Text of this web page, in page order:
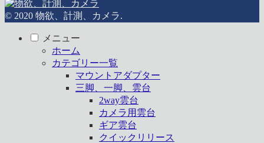
© 2020 物欲、計測、カメラ.
メニュー
ホーム
カテゴリー一覧
マウントアダプター
三脚、一脚、雲台
2way雲台
カメラ用雲台
ギア雲台
クイックリリース